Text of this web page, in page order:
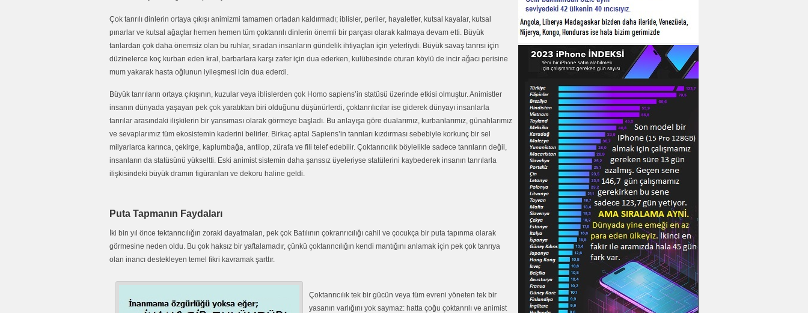
Çok tanrılı dinlerin ortaya çıkışı animizmi tamamen ortadan kaldırmadı; iblisler, periler, hayaletler, kutsal kayalar, kutsal
pınarlar ve kutsal ağaçlar hemen hemen tüm çoktanrılı dinlerin önemli bir parçası olarak kalmaya devam etti. Büyük
tanlardan çok daha önemsiz olan bu ruhlar, sıradan insanların gündelik ihtiyaçlan için yeterliydi. Büyük savaş tanrısı için
düzinelerce koç kurban eden kral, barbarlara karşı zafer için dua ederken, kulübesinde oturan köylü de incir ağacı perisine
mum yakarak hasta oğlunun iyileşmesi icin dua ederdi.
Büyük tanrıların ortaya çıkışının, kuzular veya iblislerden çok Homo sapiens’in statüsü üzerinde etkisi olmuştur. Animistler
insanın dünyada yaşayan pek çok yaratıktan biri olduğunu düşünürlerdi, çoktanrılıcılar ise giderek dünyayı insanlarla
tanrılar arasındaki ilişkilerin bir yansıması olarak görmeye başladı. Bu anlayışa göre dualarımız, kurbanlarımız, günahlarımız
ve sevaplarımız tüm ekosistemin kaderini belirler. Birkaç aptal Sapiens’in tanrıları kızdırması sebebiyle korkunç bir sel
milyarlarca karınca, çekirge, kaplumbağa, antilop, zürafa ve fili telef edebilir. Çoktanrıcılık böylelikle sadece tanrıların değil,
insanların da statüsünü yükseltti. Eski animist sistemin daha şanssız üyeleriyse statülerini kaybederek insanın tanrılarla
ilişkisindeki büyük dramın figüranları ve dekoru haline geldi.
Puta Tapmanın Faydaları
İki bin yıl önce tektanrıcılığın zoraki dayatmalan, pek çok Batılının çokranrıcılığı cahil ve çocukça bir puta tapınma olarak
görmesine neden oldu. Bu çok haksız bir yaftalamadır, çünkü çoktanncılığın kendi mantığını anlamak için pek çok tanrıya
olan inancı destekleyen temel fikri kavramak şarttır.
Çoktanrıcılık tek bir gücün veya tüm evreni yöneten tek bir
yasanın varlığını yok saymaz: hatta çoğu çoktanrılı ve animist